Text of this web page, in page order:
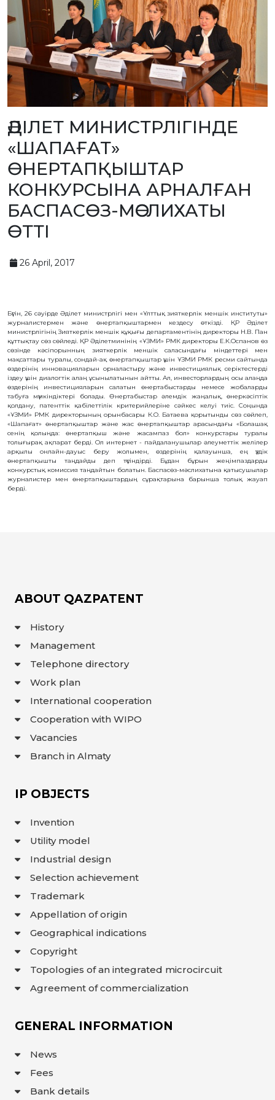
BANK
DETAILS
BRANCH
ALMATY
FINANCIAL
REPORT
INTERNATIONAL
PROPERTY IN
KAZAKHSTAN"
PUBLIC
PUBLIC
ANTI-
MEASURES
FORUM
UTILITY
MODEL
INDUSTRIAL
DESIGN
SELECTION
ACHIEVEMENT
TRADEMARK
APPELLATION
OF ORIGIN
GEOGRAPHICAL
INDICATIONS
TOPOLOGIES
OF AN
INTEGRATED
MICROCIRCUIT
AGREEMENT OF
MAP OF
APPELLATIONS
INTERACTIVE
POTENTIAL
FAQ/
ЖАУАП
ПОИСК
ӘДІЛЕТ МИНИСТРЛІГІНДЕ
«ШАПАҒАТ»
ӨНЕРТАПҚЫШТАР
КОНКУРСЫНА АРНАЛҒАН
БАСПАСӨЗ-МӘСЛИХАТЫ
ӨТТІ
26 April, 2017
Бүгін, 26 сәуірде Әділет министрлігі мен «Ұлттық зияткерлік меншік институты»
журналистермен және өнертапқыштармен кездесу өткізді. ҚР Әділет
министрлігінің Зияткерлік меншік құқығы департаментінің директоры Н.В. Пан
құттықтау сөз сөйледі. ҚР Әділетминінің «ҰЗМИ» РМК директоры Е.К.Оспанов өз
сөзінде кәсіпорынның зияткерлік меншік саласындағы міндеттері мен
мақсаттары туралы, сондай-ақ өнертапқыштар үшін ҰЗМИ РМК ресми сайтында
өздерінің инновацияларын орналастыру және инвестициялық серіктестерді
іздеу үшін диалогтік алаң ұсынылатынын айтты. Ал, инвесторлардың осы алаңда
өздерінің инвестицияларын салатын өнертабыстарды немесе жобаларды
табуға мүмкіндіктері болады.Өнертабыстар әлемдік жаңалық, өнеркәсіптік
қолдану, патенттік қабілеттілік критерийлеріне сәйкес келуі тиіс. Соңында
«ҰЗМИ» РМК директорының орынбасары К.О. Батаева қорытынды сөз сөйлеп,
«Шапағат» өнертапқыштар және жас өнертапқыштар арасындағы «Болашақ
сенің қолыңда: өнертапқыш және жасампаз бол» конкурстары туралы
толығырақ ақпарат берді. Ол интернет - пайдаланушылар әлеуметтік желілер
арқылы онлайн-дауыс беру жолымен, өздерінің қалауынша, ең үздік
өнертапқышты таңдайды деп түсіндірді. Бұдан бұрын жеңімпаздарды
конкурстық комиссия таңдайтын болатын. Баспасөз-мәслихатына қатысушылар
журналистер мен өнертапқыштардың сұрақтарына барынша толық жауап
берді.
ABOUT QAZPATENT
History
Management
Telephone directory
Work plan
International cooperation
Cooperation with WIPO
Vacancies
Branch in Almaty
IP OBJECTS
Invention
Utility model
Industrial design
Selection achievement
Trademark
Appellation of origin
Geographical indications
Copyright
Topologies of an integrated microcircuit
Agreement of commercialization
GENERAL INFORMATION
News
Fees
Bank details